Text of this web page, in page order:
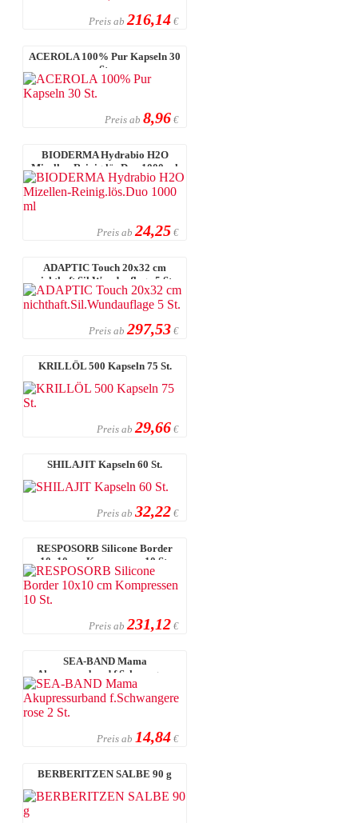
Preis ab 216,14 €
ACEROLA 100% Pur Kapseln 30
St.
Preis ab 8,96 €
BIODERMA Hydrabio H2O
Mizellen-Reinig.lös.Duo 1000 ml
Preis ab 24,25 €
ADAPTIC Touch 20x32 cm
nichthaft.Sil.Wundauflage 5 St.
Preis ab 297,53 €
KRILLÖL 500 Kapseln 75 St.
Preis ab 29,66 €
SHILAJIT Kapseln 60 St.
Preis ab 32,22 €
RESPOSORB Silicone Border
10x10 cm Kompressen 10 St.
Preis ab 231,12 €
SEA-BAND Mama
Akupressurband f.Schwangere
rose 2 St.
Preis ab 14,84 €
BERBERITZEN SALBE 90 g